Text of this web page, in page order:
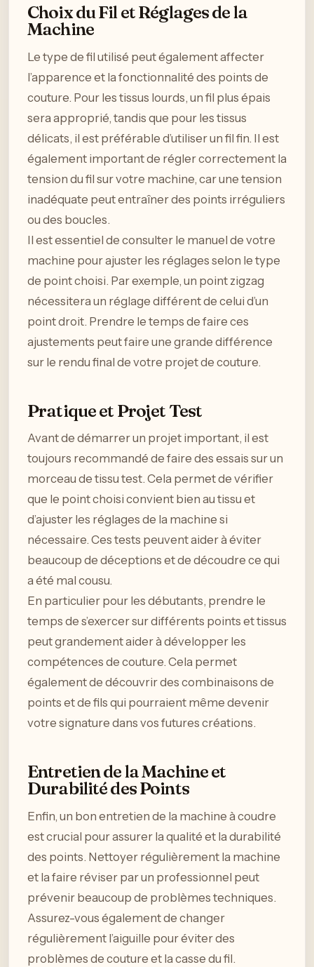
Choix du Fil et Réglages de la
Machine
Le type de fil utilisé peut également affecter
l’apparence et la fonctionnalité des points de
couture. Pour les tissus lourds, un fil plus épais
sera approprié, tandis que pour les tissus
délicats, il est préférable d’utiliser un fil fin. Il est
également important de régler correctement la
tension du fil sur votre machine, car une tension
inadéquate peut entraîner des points irréguliers
ou des boucles.
Il est essentiel de consulter le manuel de votre
machine pour ajuster les réglages selon le type
de point choisi. Par exemple, un point zigzag
nécessitera un réglage différent de celui d’un
point droit. Prendre le temps de faire ces
ajustements peut faire une grande différence
sur le rendu final de votre projet de couture.
Pratique et Projet Test
Avant de démarrer un projet important, il est
toujours recommandé de faire des essais sur un
morceau de tissu test. Cela permet de vérifier
que le point choisi convient bien au tissu et
d’ajuster les réglages de la machine si
nécessaire. Ces tests peuvent aider à éviter
beaucoup de déceptions et de découdre ce qui
a été mal cousu.
En particulier pour les débutants, prendre le
temps de s’exercer sur différents points et tissus
peut grandement aider à développer les
compétences de couture. Cela permet
également de découvrir des combinaisons de
points et de fils qui pourraient même devenir
votre signature dans vos futures créations.
Entretien de la Machine et
Durabilité des Points
Enfin, un bon entretien de la machine à coudre
est crucial pour assurer la qualité et la durabilité
des points. Nettoyer régulièrement la machine
et la faire réviser par un professionnel peut
prévenir beaucoup de problèmes techniques.
Assurez-vous également de changer
régulièrement l’aiguille pour éviter des
problèmes de couture et la casse du fil.